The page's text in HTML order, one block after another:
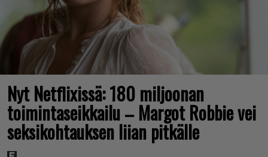
Nyt Netflixissä: 180 miljoonan
toimintaseikkailu – Margot Robbie vei
seksikohtauksen liian pitkälle